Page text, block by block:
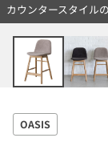
カウンタースタイル
OASIS